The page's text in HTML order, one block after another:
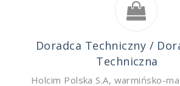
Doradca Techniczny /
Techniczna
Holcim Polska S.A, warmińsko-